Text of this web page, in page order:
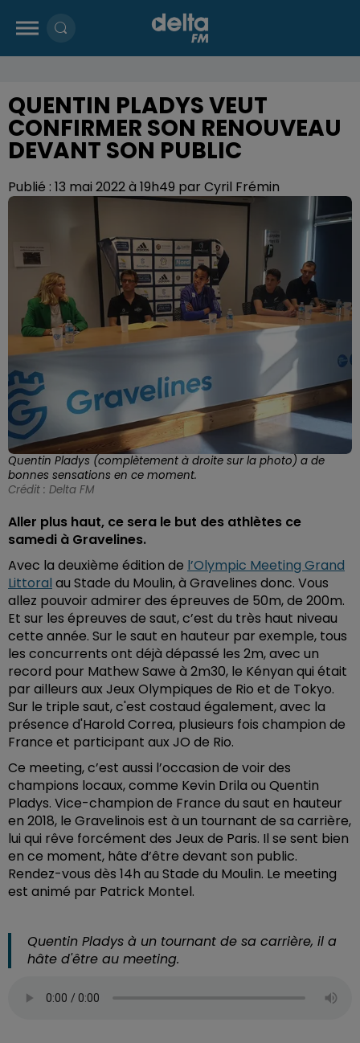
QUENTIN PLADYS VEUT
CONFIRMER SON RENOUVEAU
DEVANT SON PUBLIC
Publié : 13 mai 2022 à 19h49 par Cyril Frémin
Quentin Pladys (complètement à droite sur la photo) a de
bonnes sensations en ce moment.
Crédit : Delta FM
Aller plus haut, ce sera le but des athlètes ce
samedi à Gravelines.
Avec la deuxième édition de l’Olympic Meeting Grand
Littoral au Stade du Moulin, à Gravelines donc. Vous
allez pouvoir admirer des épreuves de 50m, de 200m.
Et sur les épreuves de saut, c’est du très haut niveau
cette année. Sur le saut en hauteur par exemple, tous
les concurrents ont déjà dépassé les 2m, avec un
record pour Mathew Sawe à 2m30, le Kényan qui était
par ailleurs aux Jeux Olympiques de Rio et de Tokyo.
Sur le triple saut, c'est costaud également, avec la
présence d'Harold Correa, plusieurs fois champion de
France et participant aux JO de Rio.
Ce meeting, c’est aussi l’occasion de voir des
champions locaux, comme Kevin Drila ou Quentin
Pladys. Vice-champion de France du saut en hauteur
en 2018, le Gravelinois est à un tournant de sa carrière,
lui qui rêve forcément des Jeux de Paris. Il se sent bien
en ce moment, hâte d’être devant son public.
Rendez-vous dès 14h au Stade du Moulin. Le meeting
est animé par Patrick Montel.
Quentin Pladys à un tournant de sa carrière, il a
hâte d'être au meeting.